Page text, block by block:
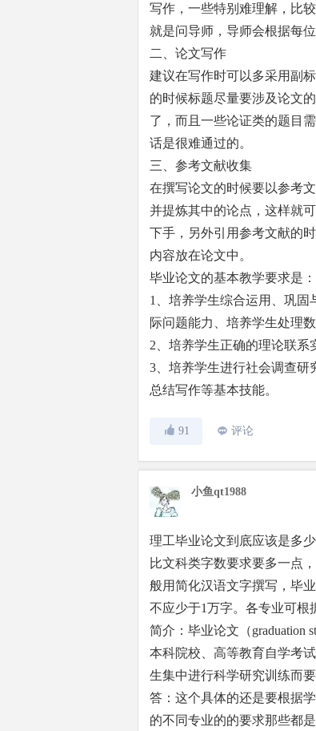
写作，一些特别难理解，比
就是问导师，导师会根据每
二、论文写作
建议在写作时可以多采用副
的时候标题尽量要涉及论文
了，而且一些论证类的题目
话是很难通过的。
三、参考文献收集
在撰写论文的时候要以参考
并提炼其中的论点，这样就
下手，另外引用参考文献的
内容放在论文中。
毕业论文的基本教学要求是：
1、培养学生综合运用、巩
际问题能力、培养学生处理
2、培养学生正确的理论联系
3、培养学生进行社会调查研
总结写作等基本技能。
91 评论
小鱼qt1988
理工毕业论文到底应该是多
比文科类字数要求要多一点
般用简化汉语文字撰写，毕
不应少于1万字。各专业可根
简介：毕业论文（graduation
本科院校、高等教育自学考
生集中进行科学研究训练而
答：这个具体的还是要根据
的不同专业的的要求那些都